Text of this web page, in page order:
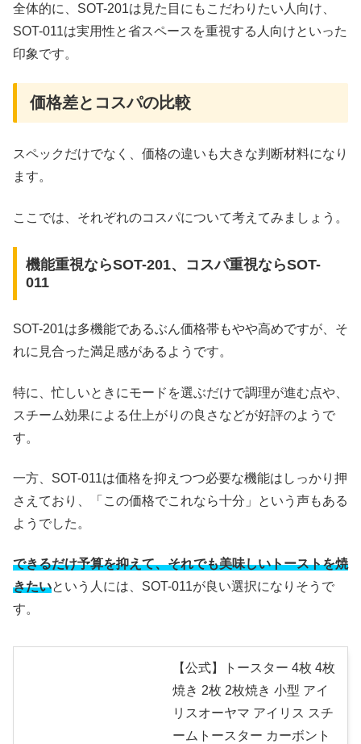
全体的に、SOT-201は見た目にもこだわりたい人向け、
SOT-011は実用性と省スペースを重視する人向けといった
印象です。
価格差とコスパの比較
スペックだけでなく、価格の違いも大きな判断材料になり
ます。
ここでは、それぞれのコスパについて考えてみましょう。
機能重視ならSOT-201、コスパ重視ならSOT-
011
SOT-201は多機能であるぶん価格帯もやや高めですが、そ
れに見合った満足感があるようです。
特に、忙しいときにモードを選ぶだけで調理が進む点や、
スチーム効果による仕上がりの良さなどが好評のようで
す。
一方、SOT-011は価格を抑えつつ必要な機能はしっかり押
さえており、「この価格でこれなら十分」という声もある
ようでした。
できるだけ予算を抑えて、それでも美味しいトーストを焼
きたいという人には、SOT-011が良い選択になりそうで
す。
【公式】トースター 4枚 4枚
焼き 2枚 2枚焼き 小型 アイ
リスオーヤマ アイリス スチ
ームトースター カーボント